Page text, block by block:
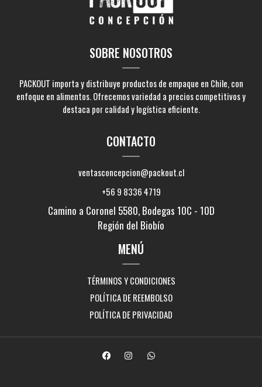
SOBRE NOSOTROS
PACKOUT importa y distribuye productos de empaque en Chile, con
enfoque en alimentos. Ofrecemos variedad a precios competitivos y
destaca por calidad y logística eficiente.
CONTACTO
ventasconcepcion@packout.cl
+56 9 8336 4719
Camino a Coronel 5580, Bodegas 10C - 10D
Región del Biobío
MENÚ
TÉRMINOS Y CONDICIONES
POLÍTICA DE REEMBOLSO
POLÍTICA DE PRIVACIDAD